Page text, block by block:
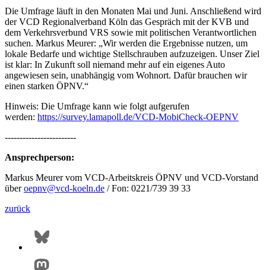
Die Umfrage läuft in den Monaten Mai und Juni. Anschließend wird
der VCD Regionalverband Köln das Gespräch mit der KVB und
dem Verkehrsverbund VRS sowie mit politischen Verantwortlichen
suchen. Markus Meurer: „Wir werden die Ergebnisse nutzen, um
lokale Bedarfe und wichtige Stellschrauben aufzuzeigen. Unser Ziel
ist klar: In Zukunft soll niemand mehr auf ein eigenes Auto
angewiesen sein, unabhängig vom Wohnort. Dafür brauchen wir
einen starken ÖPNV.“
Hinweis: Die Umfrage kann wie folgt aufgerufen
werden: https://survey.lamapoll.de/VCD-MobiCheck-OEPNV
------------------------
Ansprechperson:
Markus Meurer vom VCD-Arbeitskreis ÖPNV und VCD-Vorstand
überoepnv@vcd-koeln.de / Fon: 0221/739 39 33
zurück